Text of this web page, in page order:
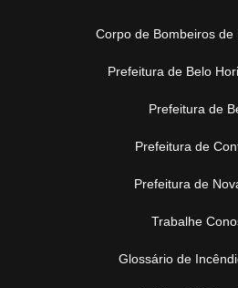
Corpo de Bombeiros de
Prefeitura de Belo
Prefeitura de
Prefeitura de
Prefeitura de
Trabalhe
Glossário de